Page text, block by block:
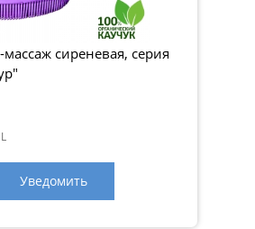
сиреневая, серия
Уведомить